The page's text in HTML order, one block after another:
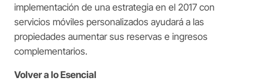
implementación de una estrategia en el 2017 con
servicios móviles personalizados ayudará a las
propiedades aumentar sus reservas e ingresos
complementarios.
Volver a lo Esencial